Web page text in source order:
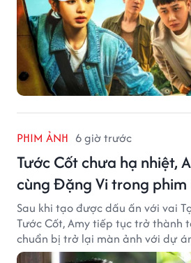
PHIM ẢNH 6 giờ trước
Tước Cốt chưa hạ nhiệt,
cùng Đặng Vi trong phim
Sau khi tạo được dấu ấn với vai
Tước Cốt, Amy tiếp tục trở thành
chuẩn bị trở lại màn ảnh với dự
Phổ.